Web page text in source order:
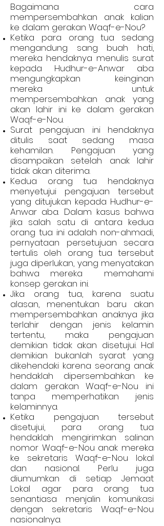
Bagaimana cara
mempersembahkan anak kalian
ke dalam gerakan Waqf-e-Nou?
Ketika para orang tua sedang
mengandung sang buah hati,
mereka hendaknya menulis surat
kepada Hudhur-e-Anwar aba
mengungkapkan keinginan
mereka untuk
mempersembahkan anak yang
akan lahir ini ke dalam gerakan
Waqf-e-Nou.
Surat pengajuan ini hendaknya
ditulis saat sedang masa
kehamilan. Pengajuan yang
disampaikan setelah anak lahir
tidak akan diterima.
Kedua orang tua hendaknya
menyetujui pengajuan tersebut
yang ditujukan kepada Hudhur-e-
Anwar aba. Dalam kasus bahwa
jika salah satu di antara kedua
orang tua ini adalah non-ahmadi,
pernyataan persetujuan secara
tertulis oleh orang tua tersebut
juga diperlukan, yang menyatakan
bahwa mereka memahami
konsep gerakan ini.
Jika orang tua, karena suatu
alasan, menentukan baru akan
mempersembahkan anaknya jika
terlahir dengan jenis kelamin
tertentu, maka pengajuan
demikian tidak akan disetujui. Hal
demikian bukanlah syarat yang
dikehendaki karena seorang anak
hendaklah dipersembahkan ke
dalam gerakan Waqf-e-Nou ini
tanpa memperhatikan jenis
kelaminnya.
Ketika pengajuan tersebut
disetujui, para orang tua
hendaklah mengirimkan salinan
nomor Waqf-e-Nou anak mereka
ke sekretaris Waqf-e-Nou lokal
dan nasional. Perlu juga
diumumkan di setiap Jemaat
Lokal agar para orang tua
senantiasa menjalin komunikasi
dengan sekretaris Waqf-e-Nou
nasionalnya.